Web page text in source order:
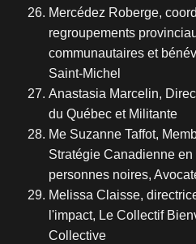
Mercédez Roberge,
regroupements
communautaires et
Saint-Michel
Anastasia Marcelin,
du Québec et Militante
Me Suzanne Taffot,
Stratégie Canadienne
personnes noires,
Melissa Claisse,
l'impact, Le Collectif
Collective